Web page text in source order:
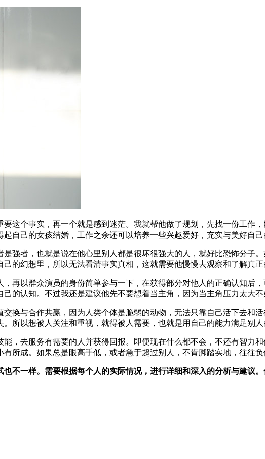
这个事实，再一个就是感到迷茫。我就帮他做了规划，先找一份工作
自己的女孩结婚，工作之余还可以培养一些兴趣爱好，充实与美好自己
强者，也就是说在他心里别人都是很坏很强大的人，就好比恐怖分子
的幻想里，所以无法看清事实真相，这就需要他慢慢去观察和了解真正
再以群众演员的身份简单参与一下，在获得部分对他人的正确认知后
的认知。不过我还是建议他先不要想着当主角，因为当主角压力太大不
交换与合作共赢，因为人类个体是脆弱的动物，无法只靠自己活下去和
所以想被人关注和重视，就得被人需要，也就是用自己的能力满足别人
，去服务有需要的人并获得回报。即便现在什么都不会，不还有智力
所成。如果总是眼高手低，或者急于超过别人，不肯脚踏实地，往往负
不一样。需要根据每个人的实际情况，进行详细和深入的分析与建议